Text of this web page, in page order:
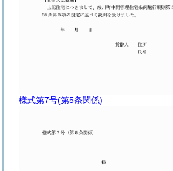
様式第7号(第5条関係)